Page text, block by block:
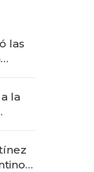
las
la